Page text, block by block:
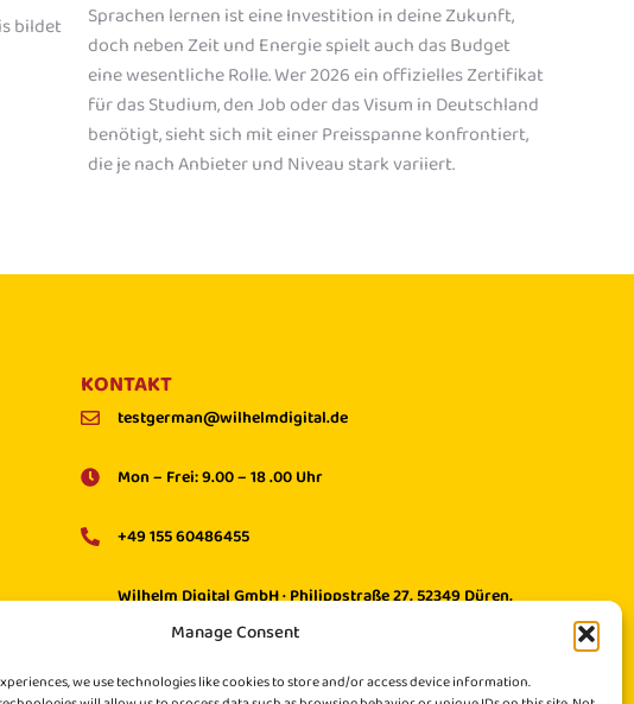
Manage Consent
we use technologies like cookies to store and/or access device information.
bildet
Sprachen lernen ist eine Investition in deine Zukunft,
doch neben Zeit und Energie spielt auch das Budget
eine wesentliche Rolle. Wer 2026 ein offizielles Zertifikat
für das Studium, den Job oder das Visum in Deutschland
benötigt, sieht sich mit einer Preisspanne konfrontiert,
die je nach Anbieter und Niveau stark variiert.
KONTAKT
testgerman@wilhelmdigital.de
Mon – Frei: 9.00 – 18 .00 Uhr
+49 155 60486455
Wilhelm Digital GmbH · Philippstraße 27, 52349 Düren,
Germany